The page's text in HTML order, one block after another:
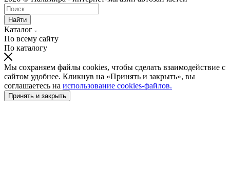
Найти
Каталог
По всему сайту
По каталогу
Мы сохраняем файлы cookies, чтобы сделать взаимодействие с
сайтом удобнее. Кликнув на «Принять и закрыть», вы
соглашаетесь на использование cookies-файлов.
Принять и закрыть